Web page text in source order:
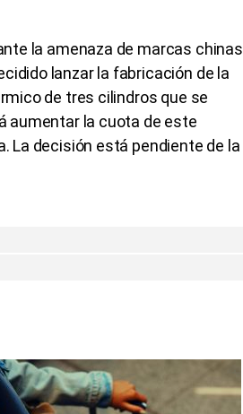
la amenaza de marcas chinas
lanzar la fabricación de la
de tres cilindros que se
aumentar la cuota de este
La decisión está pendiente de la